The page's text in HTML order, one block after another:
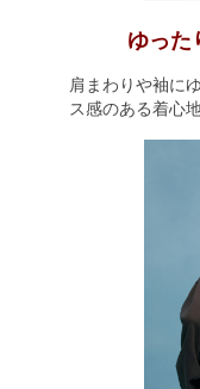
ゆった
肩まわりや袖に
ス感のある着心